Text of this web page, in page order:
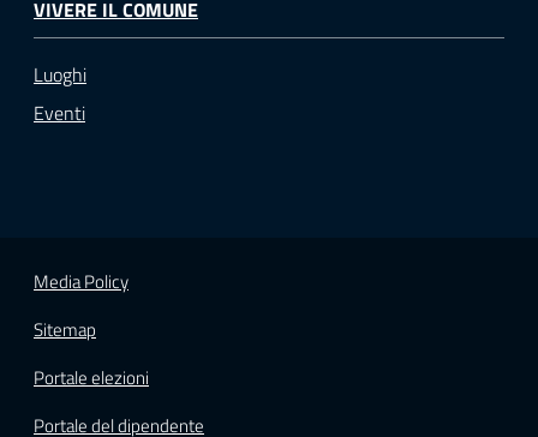
VIVERE IL COMUNE
Luoghi
Eventi
Media Policy
Sitemap
Portale elezioni
Portale del dipendente